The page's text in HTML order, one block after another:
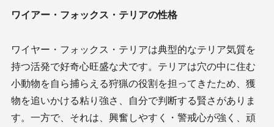
ワイアー・フォックス・テリアの性格
ワイヤー・フォックス・テリアは典型的なテリア気質を
持つ活発で好奇心旺盛な犬です。テリアは穴の中に住む
小動物を自ら捕らえる狩猟の役割を担ってきたため、獲
物を追いかける粘り強さ、自分で判断する賢さがありま
す。一方で、それは、興奮しやすく・警戒心が強く、頑